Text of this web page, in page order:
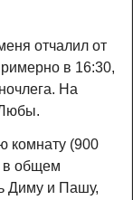
отчалил от
в 16:30,
На
комнату (900
в общем
Диму и Пашу,